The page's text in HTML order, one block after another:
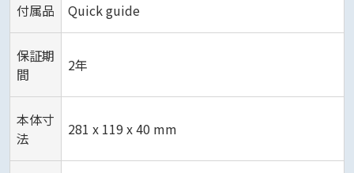
付属品 Quick guide
保証期
間
2年
本体寸
法
281 x 119 x 40 mm